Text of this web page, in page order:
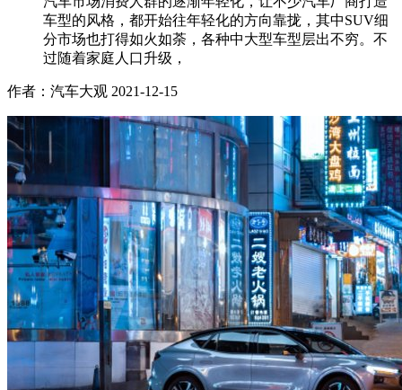
车型的风格，都开始往年轻化的方向靠拢，其中SUV细
分市场也打得如火如荼，各种中大型车型层出不穷。不
过随着家庭人口升级，
作者：汽车大观 2021-12-15